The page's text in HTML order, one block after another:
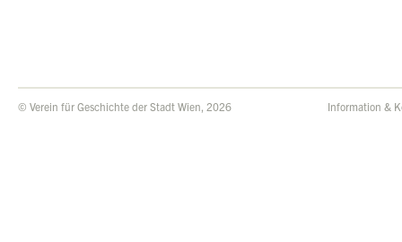
© Verein für Geschichte der Stadt Wien, 2026 Information &